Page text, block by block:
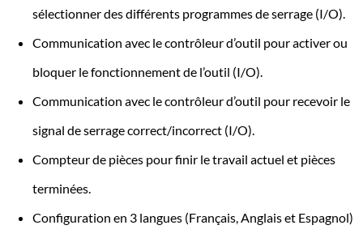
sélectionner des différents programmes de serrage (I/O).
Communication avec le contrôleur d’outil pour activer ou
bloquer le fonctionnement de l’outil (I/O).
Communication avec le contrôleur d’outil pour recevoir le
signal de serrage correct/incorrect (I/O).
Compteur de pièces pour finir le travail actuel et pièces
terminées.
Configuration en 3 langues (Français, Anglais et Espagnol)